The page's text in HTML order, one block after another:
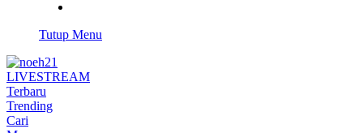
Tutup Menu
LIVESTREAM
Terbaru
Trending
Cari